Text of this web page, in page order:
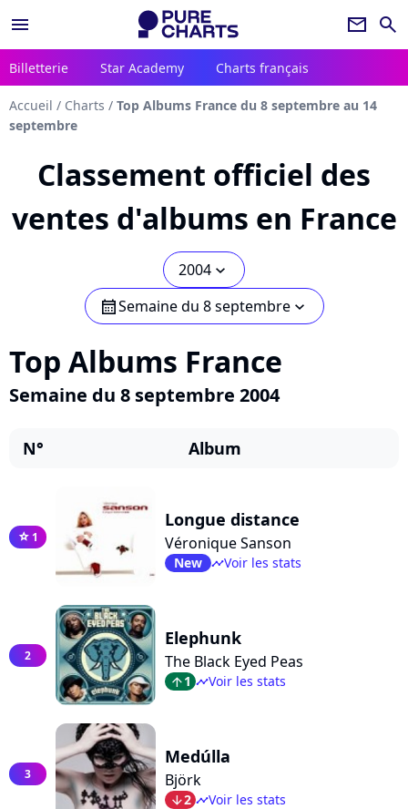
menu newsletter search
Billetterie Star Academy Charts français
Accueil / Charts / Top Albums France du 8 septembre au 14
septembre
Classement officiel des
ventes d'albums en France
2004 chevron_bot
calendarSemaine du 8 septembrechevron_bot
Top Albums France
Semaine du 8 septembre 2004
N° Album
star 1
Longue distance
Véronique Sanson
New timelineVoir les stats
2
Elephunk
The Black Eyed Peas
arrow_top1 timelineVoir les stats
3
Medúlla
Björk
arrow_bot2 timelineVoir les stats